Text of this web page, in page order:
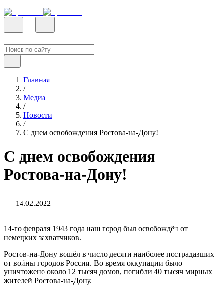
Главная
/
Медиа
/
Новости
/
С днем освобождения Ростова-на-Дону!
С днем освобождения
Ростова-на-Дону!
14.02.2022
14-го февраля 1943 года наш город был освобождён от
немецких захватчиков.
Ростов-на-Дону вошёл в число десяти наиболее пострадавших
от войны городов России. Во время оккупации было
уничтожено около 12 тысяч домов, погибли 40 тысяч мирных
жителей Ростова-на-Дону.